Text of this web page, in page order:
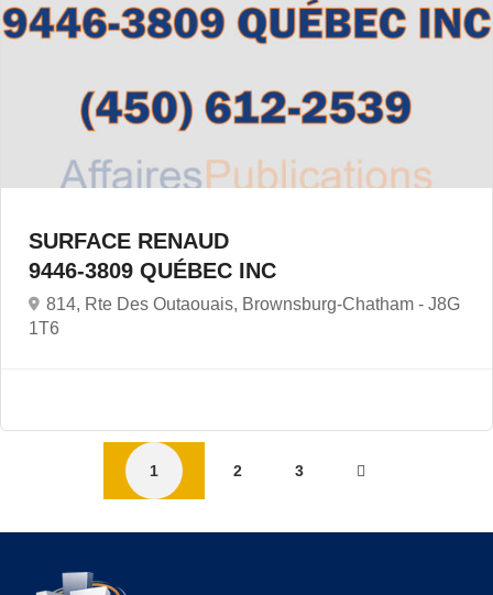
SURFACE RENAUD
9446-3809 QUÉBEC INC
814, Rte Des Outaouais, Brownsburg-Chatham - J8G
1T6
1 2 3